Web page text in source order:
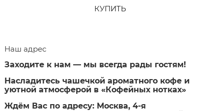
КУПИТЬ
Наш адрес
Заходите к нам — мы всегда рады гостям!
Насладитесь чашечкой ароматного кофе и
уютной атмосферой в «Кофейных нотках»
Ждём Вас по адресу: Москва, 4-я